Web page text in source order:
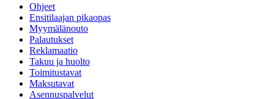
Ohjeet
Ensitilaajan pikaopas
Myymälänouto
Palautukset
Reklamaatio
Takuu ja huolto
Toimitustavat
Maksutavat
Asennuspalvelut